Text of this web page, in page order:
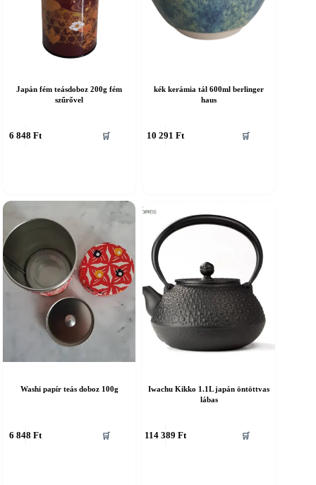
Japán fém teásdoboz 200g fém
szűrővel
6 848Ft 🛒
kék kerámia tál 600ml berlinger
haus
10 291 Ft 🛒
Washi papír teás doboz 100g
6 848Ft 🛒
Iwachu Kikko 1.1L japán öntöttvas
lábas
114 389 Ft 🛒